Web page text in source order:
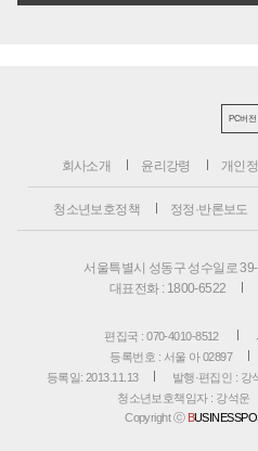
PC버전
회사소개 윤리강령 개인
청소년보호정책 정정·반론보도
서울특별시 성동구 성수일로
대표전화 : 1800-6522
편집국 : 070-4010-8512
등록번호 : 서울 아 02897
등록일: 2013.11.13
발행·편집인 : 강
청소년보호책임자 : 강석운
Copyright ⓒ B